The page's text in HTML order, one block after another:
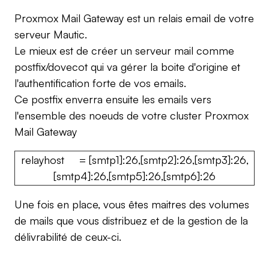
Proxmox Mail Gateway est un relais email de votre
serveur Mautic.
Le mieux est de créer un serveur mail comme
postfix/dovecot qui va gérer la boite d'origine et
l'authentification forte de vos emails.
Ce postfix enverra ensuite les emails vers
l'ensemble des noeuds de votre cluster Proxmox
Mail Gateway
relayhost = [smtp1]:26,[smtp2]:26,[smtp3]:26,
[smtp4]:26,[smtp5]:26,[smtp6]:26
Une fois en place, vous êtes maitres des volumes
de mails que vous distribuez et de la gestion de la
délivrabilité de ceux-ci.